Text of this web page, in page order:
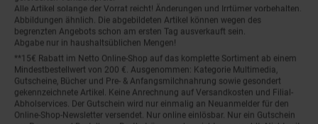
Alle Artikel solange der Vorrat reicht! Änderungen und Irrtümer vorbehalten.
Abbildungen ähnlich. Die abgebildeten Artikel können wegen des
begrenzten Angebots schon am ersten Tag ausverkauft sein.
Abgabe nur in haushaltsüblichen Mengen!
**15€ Rabatt im Netto Online-Shop auf das komplette Sortiment ab einem
Mindestbestellwert von 200 €. Ausgenommen: Kategorie Multimedia,
Gutscheine, Bücher und Pre- & Anfangsmilchnahrung sowie gesondert
gekennzeichnete Artikel. Keine Anrechnung auf Versandkosten und Filial-
Abholservices. Der Gutschein wird nur einmalig an Neuanmelder für den
Online-Shop-Newsletter versendet. Nur online einlösbar. Nur ein Gutschein